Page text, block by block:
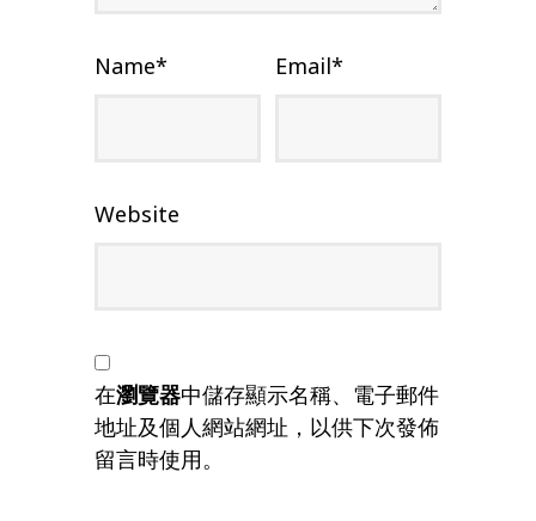
Name* Email*
Website
在瀏覽器中儲存顯示名稱、電子郵件
地址及個人網站網址，以供下次發佈
留言時使用。